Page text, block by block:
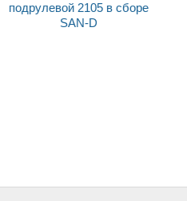
подрулевой 2105 в сборе
SAN-D